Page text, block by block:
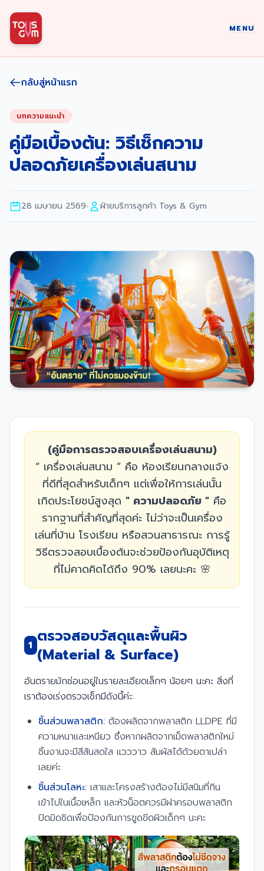
MENU
กลับสู่หน้าแรก
บทความแนะนำ
คู่มือเบื้องต้น: วิธีเช็กความ
ปลอดภัยเครื่องเล่นสนาม
28 เมษายน 2569 ฝ่ายบริการลูกค้า Toys & Gym
(คู่มือการตรวจสอบเครื่องเล่นสนาม)
“ เครื่องเล่นสนาม ” คือ ห้องเรียนกลางแจ้ง
ที่ดีที่สุดสำหรับเด็กๆ แต่เพื่อให้การเล่นนั้น
เกิดประโยชน์สูงสุด " ความปลอดภัย " คือ
รากฐานที่สำคัญที่สุดค่ะ ไม่ว่าจะเป็นเครื่อง
เล่นที่บ้าน โรงเรียน หรือสวนสาธารณะ การรู้
วิธีตรวจสอบเบื้องต้นจะช่วยป้องกันอุบัติเหตุ
ที่ไม่คาดคิดได้ถึง 90% เลยนะคะ 🌸
1 ตรวจสอบวัสดุและพื้นผิว
(Material & Surface)
อันตรายมักซ่อนอยู่ในรายละเอียดเล็กๆ น้อยๆ นะคะ สิ่งที่
เราต้องเร่งตรวจเช็กมีดังนี้ค่ะ:
ชิ้นส่วนพลาสติก: ต้องผลิตจากพลาสติก LLDPE ที่มี
ความหนาและเหนียว ซึ่งหากผลิตจากเม็ดพลาสติกใหม่
ชิ้นงานจะมีสีสันสดใส แวววาว สัมผัสได้ด้วยตาเปล่า
เลยค่ะ
ชิ้นส่วนโลหะ: เสาและโครงสร้างต้องไม่มีสนิมที่กิน
เข้าไปในเนื้อเหล็ก และหัวน็อตควรมีฝาครอบพลาสติก
ปิดมิดชิดเพื่อป้องกันการขูดขีดผิวเด็กๆ นะคะ